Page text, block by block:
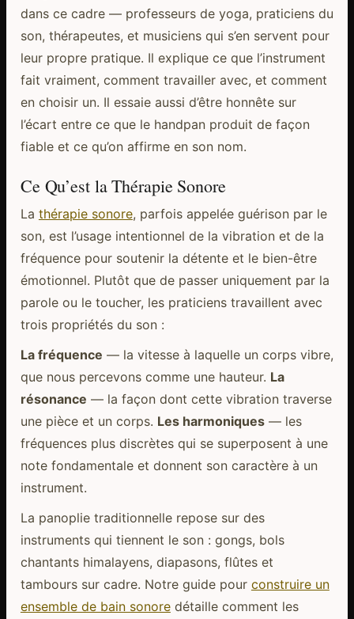
dans ce cadre — professeurs de yoga, praticiens du
son, thérapeutes, et musiciens qui s’en servent pour
leur propre pratique. Il explique ce que l’instrument
fait vraiment, comment travailler avec, et comment
en choisir un. Il essaie aussi d’être honnête sur
l’écart entre ce que le handpan produit de façon
fiable et ce qu’on affirme en son nom.
Ce Qu’est la Thérapie Sonore
La thérapie sonore, parfois appelée guérison par le
son, est l’usage intentionnel de la vibration et de la
fréquence pour soutenir la détente et le bien-être
émotionnel. Plutôt que de passer uniquement par la
parole ou le toucher, les praticiens travaillent avec
trois propriétés du son :
La fréquence — la vitesse à laquelle un corps vibre,
que nous percevons comme une hauteur. La
résonance — la façon dont cette vibration traverse
une pièce et un corps. Les harmoniques— les
fréquences plus discrètes qui se superposent à une
note fondamentale et donnent son caractère à un
instrument.
La panoplie traditionnelle repose sur des
instruments qui tiennent le son : gongs, bols
chantants himalayens, diapasons, flûtes et
tambours sur cadre. Notre guide pour construire un
ensemble de bain sonoredétaille comment les